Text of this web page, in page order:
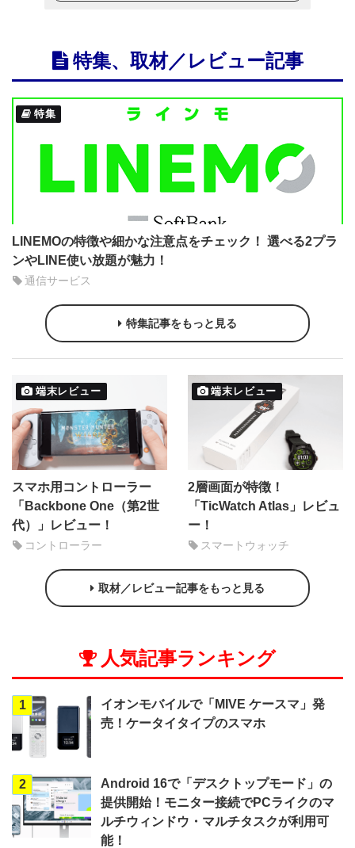
特集、取材／レビュー記事
特集
LINEMOの特徴や細かな注意点をチェック！ 選べる2プラ
ンやLINE使い放題が魅力！
通信サービス
特集記事をもっと見る
端末レビュー
スマホ用コントローラー
「Backbone One（第2世
代）」レビュー！
コントローラー
端末レビュー
2層画面が特徴！
「TicWatch Atlas」レビュ
ー！
スマートウォッチ
取材／レビュー記事をもっと見る
人気記事ランキング
1
イオンモバイルで「MIVE ケースマ」発
売！ケータイタイプのスマホ
2
Android 16で「デスクトップモード」の
提供開始！モニター接続でPCライクのマ
ルチウィンドウ・マルチタスクが利用可
能！